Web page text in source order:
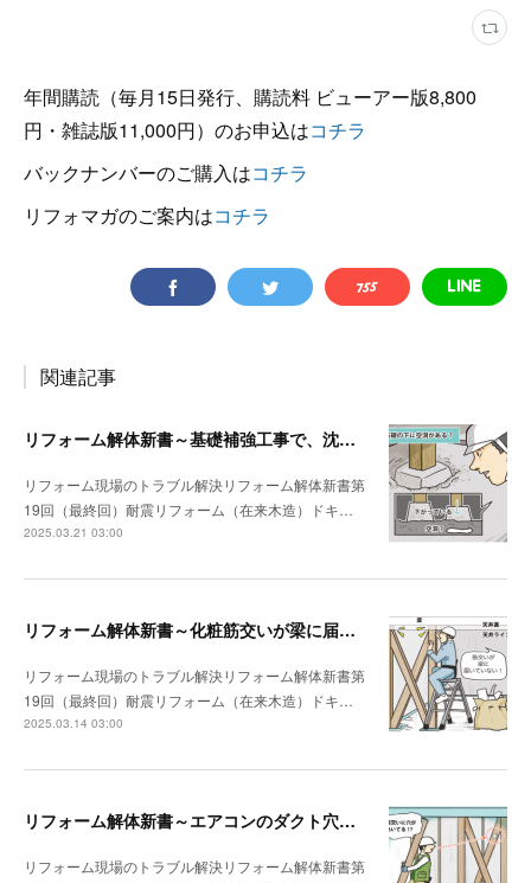
年間購読（毎月15日発行、購読料 ビューアー版8,800
円・雑誌版11,000円）のお申込はコチラ
バックナンバーのご購入はコチラ
リフォマガのご案内はコチラ
関連記事
リフォーム解体新書～基礎補強工事で、沈んでいる独立基礎を発見
リフォーム現場のトラブル解決リフォーム解体新書第
19回（最終回）耐震リフォーム（在来木造）ドキ…
2025.03.21 03:00
リフォーム解体新書～化粧筋交いが梁に届いていなかった
リフォーム現場のトラブル解決リフォーム解体新書第
19回（最終回）耐震リフォーム（在来木造）ドキ…
2025.03.14 03:00
リフォーム解体新書～エアコンのダクト穴が筋交いを貫通していた
リフォーム現場のトラブル解決リフォーム解体新書第